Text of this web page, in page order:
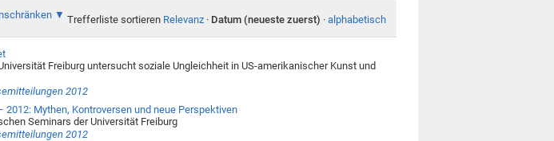
Trefferliste sortieren Relevanz · Datum (neueste zuerst) · alphabetisch
Freiburg untersucht soziale Ungleichheit in US-amerikanischer Kunst und
2012
Mythen, Kontroversen und neue Perspektiven
Seminars der Universität Freiburg
2012